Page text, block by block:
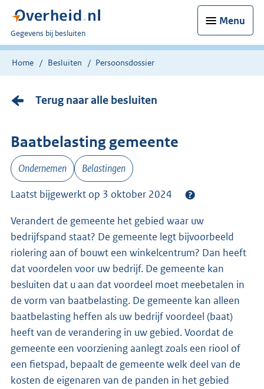
Menu
U
bent
nu
Gegevens bij besluiten
Home Besluiten Persoonsdossier
Terug naar alle besluiten
Baatbelasting gemeente
Ondernemen
Belastingen
Laatst bijgewerkt op 3 oktober 2024
Verandert de gemeente het gebied waar uw
bedrijfspand staat? De gemeente legt bijvoorbeeld
riolering aan of bouwt een winkelcentrum? Dan heeft
dat voordelen voor uw bedrijf. De gemeente kan
besluiten dat u aan dat voordeel moet meebetalen in
de vorm van baatbelasting. De gemeente kan alleen
baatbelasting heffen als uw bedrijf voordeel (baat)
heeft van de verandering in uw gebied. Voordat de
gemeente een voorziening aanlegt zoals een riool of
een fietspad, bepaalt de gemeente welk deel van de
kosten de eigenaren van de panden in het gebied